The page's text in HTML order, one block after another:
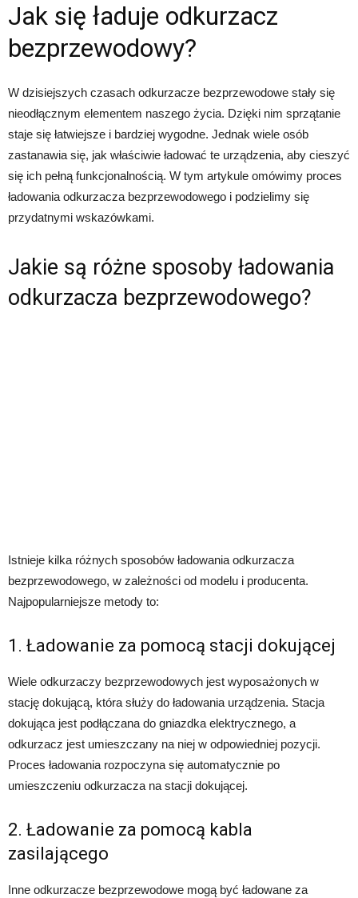
Jak się ładuje odkurzacz
bezprzewodowy?
W dzisiejszych czasach odkurzacze bezprzewodowe stały się
nieodłącznym elementem naszego życia. Dzięki nim sprzątanie
staje się łatwiejsze i bardziej wygodne. Jednak wiele osób
zastanawia się, jak właściwie ładować te urządzenia, aby cieszyć
się ich pełną funkcjonalnością. W tym artykule omówimy proces
ładowania odkurzacza bezprzewodowego i podzielimy się
przydatnymi wskazówkami.
Jakie są różne sposoby ładowania
odkurzacza bezprzewodowego?
Istnieje kilka różnych sposobów ładowania odkurzacza
bezprzewodowego, w zależności od modelu i producenta.
Najpopularniejsze metody to:
1. Ładowanie za pomocą stacji dokującej
Wiele odkurzaczy bezprzewodowych jest wyposażonych w
stację dokującą, która służy do ładowania urządzenia. Stacja
dokująca jest podłączana do gniazdka elektrycznego, a
odkurzacz jest umieszczany na niej w odpowiedniej pozycji.
Proces ładowania rozpoczyna się automatycznie po
umieszczeniu odkurzacza na stacji dokującej.
2. Ładowanie za pomocą kabla
zasilającego
Inne odkurzacze bezprzewodowe mogą być ładowane za